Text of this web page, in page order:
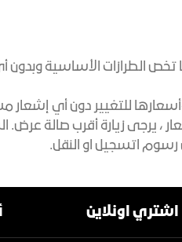
تخص الطرازات الأساسية
للتغيير دون أي إشعار
، يرجى زيارة أقرب صالة
رسوم اتسجيل او النقل.
اشتري اونلاين